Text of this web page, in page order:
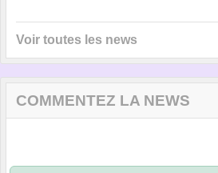
Voir toutes les news
COMMENTEZ LA NEWS